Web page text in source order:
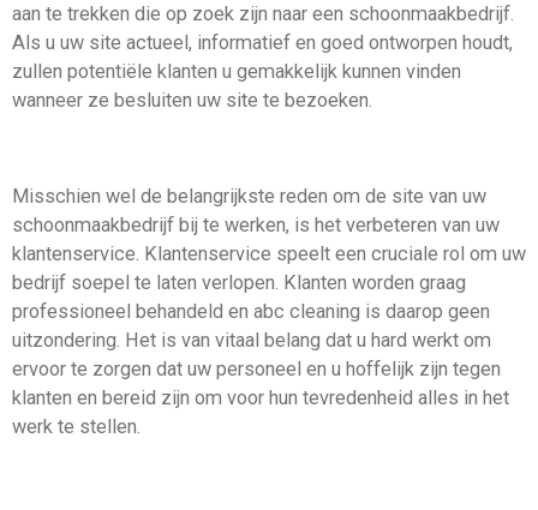
aan te trekken die op zoek zijn naar een schoonmaakbedrijf.
Als u uw site actueel, informatief en goed ontworpen houdt,
zullen potentiële klanten u gemakkelijk kunnen vinden
wanneer ze besluiten uw site te bezoeken.
Misschien wel de belangrijkste reden om de site van uw
schoonmaakbedrijf bij te werken, is het verbeteren van uw
klantenservice. Klantenservice speelt een cruciale rol om uw
bedrijf soepel te laten verlopen. Klanten worden graag
professioneel behandeld en abc cleaning is daarop geen
uitzondering. Het is van vitaal belang dat u hard werkt om
ervoor te zorgen dat uw personeel en u hoffelijk zijn tegen
klanten en bereid zijn om voor hun tevredenheid alles in het
werk te stellen.